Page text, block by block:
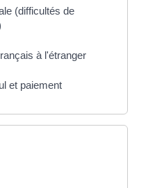
(difficultés de
à l'étranger
et paiement